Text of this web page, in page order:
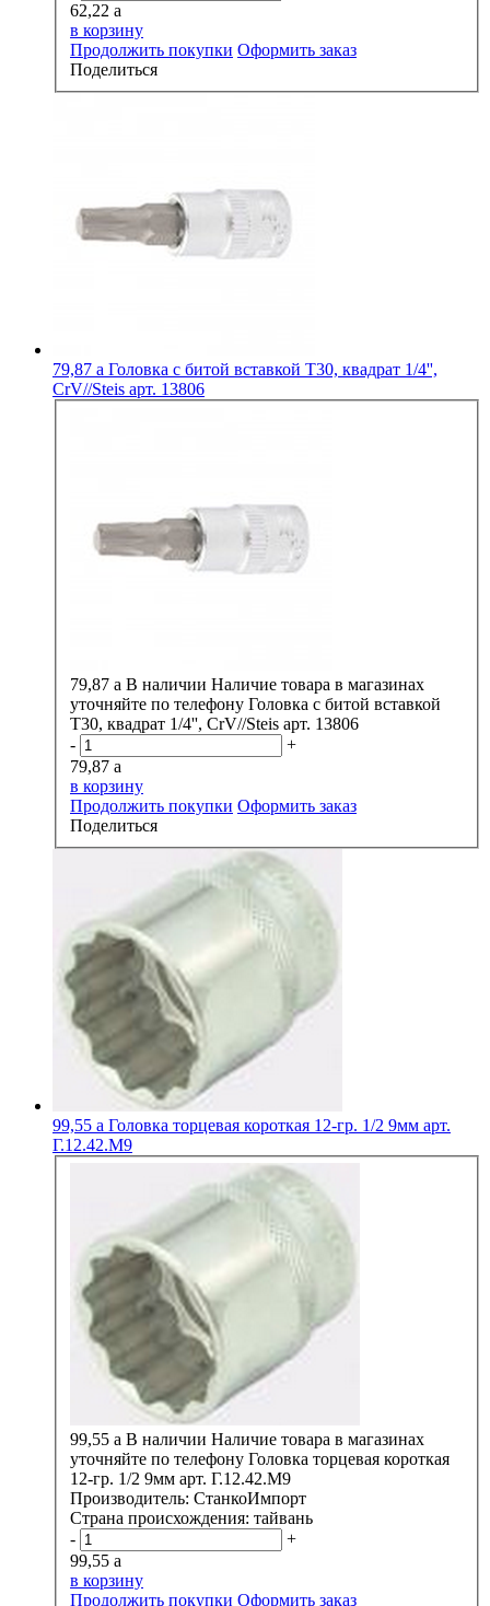
62,22 a
в корзину
Продолжить покупки Оформить заказ
Поделиться
79,87 a Головка с битой вставкой Т30, квадрат 1/4'',
CrV//Steis арт. 13806
79,87 a В наличии Наличие товара в магазинах
уточняйте по телефону Головка с битой вставкой
Т30, квадрат 1/4'', CrV//Steis арт. 13806
-
+
79,87 a
в корзину
Продолжить покупки Оформить заказ
Поделиться
99,55 a Головка торцевая короткая 12-гр. 1/2 9мм арт.
Г.12.42.М9
99,55 a В наличии Наличие товара в магазинах
уточняйте по телефону Головка торцевая короткая
12-гр. 1/2 9мм арт. Г.12.42.М9
Производитель: СтанкоИмпорт
Страна происхождения: тайвань
-
+
99,55 a
в корзину
Продолжить покупки Оформить заказ